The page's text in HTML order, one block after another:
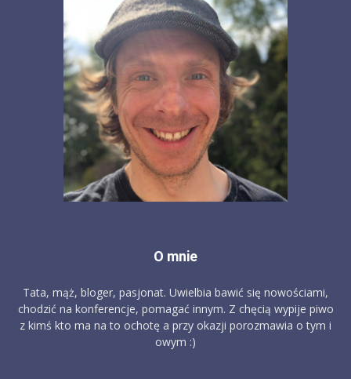
O mnie
Tata, mąż, bloger, pasjonat. Uwielbia bawić się nowościami,
chodzić na konferencje, pomagać innym. Z chęcią wypije piwo
z kimś kto ma na to ochotę a przy okazji porozmawia o tym i
owym :)